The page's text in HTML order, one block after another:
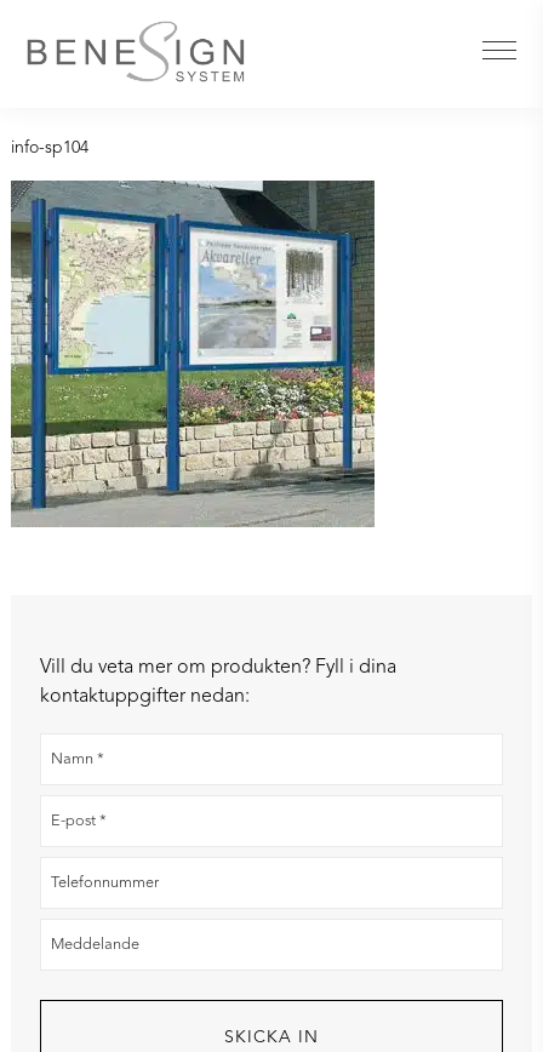
info-sp104
Vill du veta mer om produkten? Fyll i dina
kontaktuppgifter nedan: